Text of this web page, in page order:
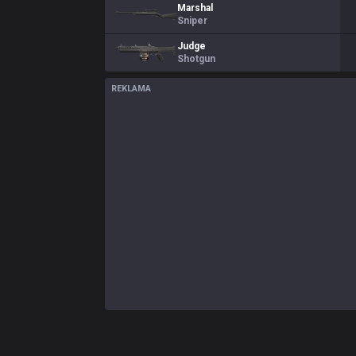
Marshal
Sniper
Judge
Shotgun
REKLAMA